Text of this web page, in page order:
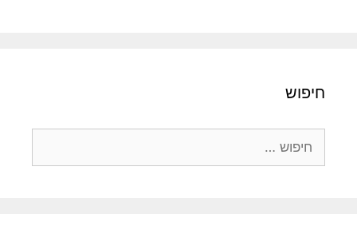
חיפוש